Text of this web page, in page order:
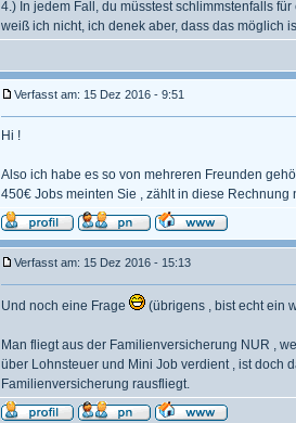
4.) In jedem Fall, du müsstest schlimmstenfalls
weiß ich nicht, ich denek aber, dass das möglich
Verfasst am: 15 Dez 2016 - 9:51
Hi !
Also ich habe es so von mehreren Freunden
450€ Jobs meinten Sie , zählt in diese Rechnung
Verfasst am: 15 Dez 2016 - 15:13
Und noch eine Frage (übrigens , bist echt ein
Man fliegt aus der Familienversicherung NUR ,
über Lohnsteuer und Mini Job verdient , ist doch
Familienversicherung rausfliegt.